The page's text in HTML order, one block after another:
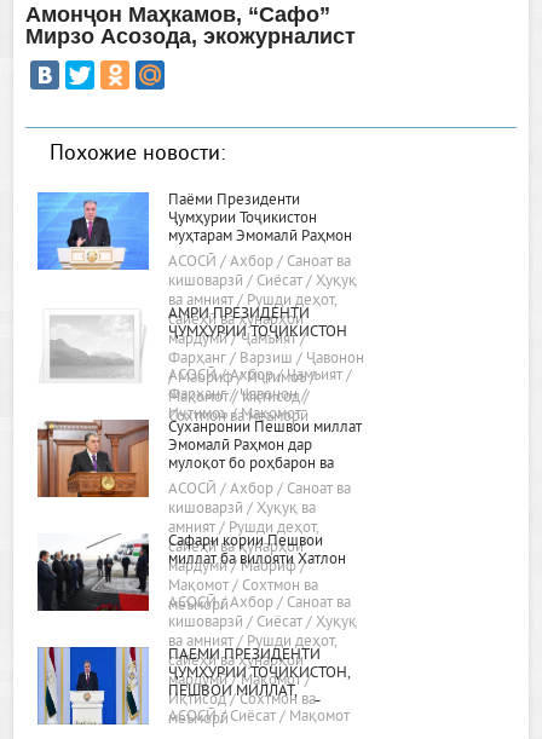
Амонҷон Маҳкамов, “Сафо”
Мирзо Асозода, экожурналист
Похожие новости:
Паёми Президенти
Ҷумҳурии Тоҷикистон
муҳтарам Эмомалӣ Раҳмон
«Дар бораи самтҳои асосии
сиёсати дохилӣ ва хориҷии
ҷумҳурӣ»
АСОСӢ / Ахбор / Саноат ва
кишоварзӣ / Сиёсат / Ҳуқуқ
ва амният / Рушди деҳот,
сайёҳӣ ва ҳунарҳои
мардумӣ / Ҷамъият /
Фарҳанг / Варзиш / Ҷавонон
/ Маориф / Иҷтимоъ /
Мақомот / Иқтисод /
Сохтмон ва меъморӣ
АМРИ ПРЕЗИДЕНТИ
ҶУМҲУРИИ ТОҶИКИСТОН
АСОСӢ / Ахбор / Ҷамъият /
Фарҳанг / Ҷавонон /
Иҷтимоъ / Мақомот
Суханронии Пешвои миллат
Эмомалӣ Раҳмон дар
мулоқот бо роҳбарон ва
фаъолони вилояти Хатлон
24.02.2022, шаҳри Бохтар
АСОСӢ / Ахбор / Саноат ва
кишоварзӣ / Ҳуқуқ ва
амният / Рушди деҳот,
сайёҳӣ ва ҳунарҳои
мардумӣ / Маориф /
Мақомот / Сохтмон ва
меъморӣ
Сафари кории Пешвои
миллат ба вилояти Хатлон
АСОСӢ / Ахбор / Саноат ва
кишоварзӣ / Сиёсат / Ҳуқуқ
ва амният / Рушди деҳот,
сайёҳӣ ва ҳунарҳои
мардумӣ / Мақомот /
Иқтисод / Сохтмон ва
меъморӣ
ПАЁМИ ПРЕЗИДЕНТИ
ҶУМҲУРИИ ТОҶИКИСТОН,
ПЕШВОИ МИЛЛАТ,
МУҲТАРАМ ЭМОМАЛӢ
РАҲМОН БА МАҶЛИСИ ОЛӢ
АСОСӢ / Сиёсат / Мақомот